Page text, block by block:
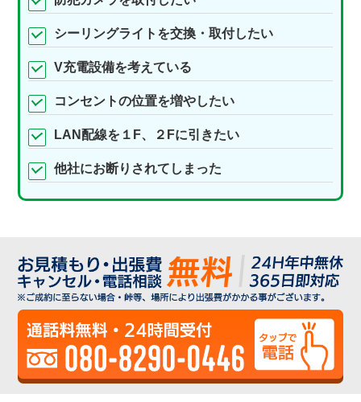
シーリングライトを交換・取付したい
V充電設備を考えている
コンセントの位置を増やしたい
LAN配線を１F、２Fに引きたい
他社にお断りされてしまった